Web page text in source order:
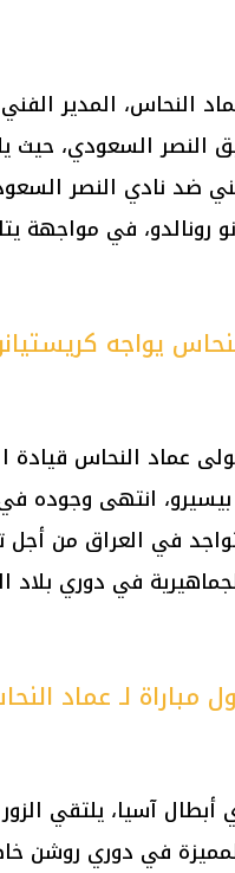
النحاس، المدير
النصر السعودي، حيث
ضد نادي النصر
رونالدو، في مواجهة
يواجه
عماد النحاس قيادة
انتهى وجوده
في العراق من أجل
في دوري بلاد
مباراة لـ عماد
آسيا، يلتقي
في دوري روشن